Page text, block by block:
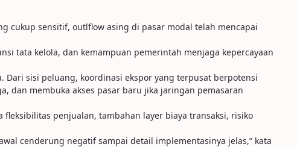
cukup sensitif, outlflow asing di pasar modal telah mencapai
tata kelola, dan kemampuan pemerintah menjaga kepercayaan
Dari sisi peluang, koordinasi ekspor yang terpusat berpotensi
dan membuka akses pasar baru jika jaringan pemasaran
penjualan, tambahan layer biaya transaksi, risiko
cenderung negatif sampai detail implementasinya jelas,” kata